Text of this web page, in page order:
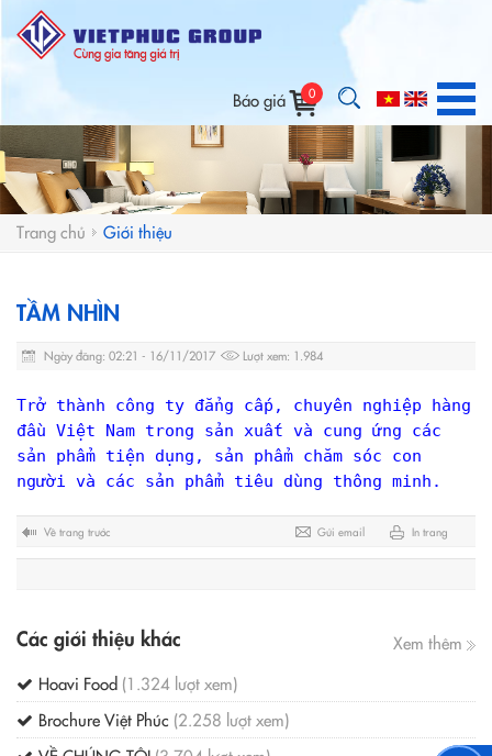
Báo giá 0
Trang chủ Giới thiệu
TẦM NHÌN
Ngày đăng: 02:21 - 16/11/2017 Lượt xem: 1.984
Trở thành công ty đẳng cấp, chuyên nghiệp hàng
đầu Việt Nam trong sản xuất và cung ứng các
sản phẩm tiện dụng, sản phẩm chăm sóc con
người và các sản phẩm tiêu dùng thông minh.
Về trang trước Gửi email In trang
Các giới thiệu khác
Xem thêm
Hoavi Food (1.324 lượt xem)
Brochure Việt Phúc (2.258 lượt xem)